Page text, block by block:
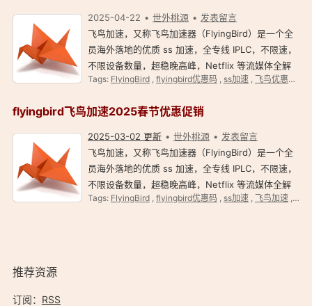
2025-04-22 世外桃源
发表留言
飞鸟加速，又称飞鸟加速器（FlyingBird）是一个全
员海外落地的优质 ss 加速，全专线 IPLC，不限速，
不限设备数量，超稳晚高峰，Netflix 等流媒体全解
锁！ flyingbird 飞鸟加速简介 飞鸟加速目前在全球超
洲…
Tags: FlyingBird, flyingbird优惠码, ss加速, 飞鸟优惠码
flyingbird飞鸟加速2025春节优惠促销
2025-03-02 更新 世外桃源
发表留言
飞鸟加速，又称飞鸟加速器（FlyingBird）是一个全
员海外落地的优质 ss 加速，全专线 IPLC，不限速，
不限设备数量，超稳晚高峰，Netflix 等流媒体全解
锁！ flyingbird 飞鸟加速简介 飞鸟加速目前在全球超
Tags: FlyingBird, flyingbird优惠码, ss加速, 飞鸟加速, 飞
推荐资源
订阅： RSS